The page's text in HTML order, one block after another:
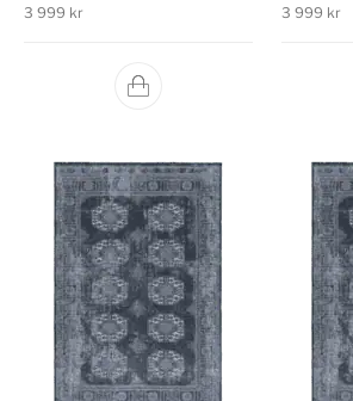
3 999 kr
3 999 kr